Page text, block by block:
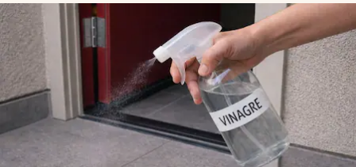
Clima
Mundial 2026
Eventos Corporativos
El Cronista Studio